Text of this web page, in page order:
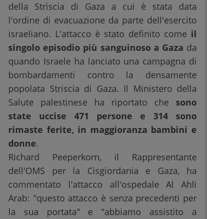
della Striscia di Gaza a cui è stata data
l'ordine di evacuazione da parte dell'esercito
israeliano. L'attacco è stato definito come il
singolo episodio più sanguinoso a Gaza da
quando Israele ha lanciato una campagna di
bombardamenti contro la densamente
popolata Striscia di Gaza. Il Ministero della
Salute palestinese ha riportato che sono
state uccise 471 persone e 314 sono
rimaste ferite, in maggioranza bambini e
donne.
Richard Peeperkorn, il Rappresentante
dell'OMS per la Cisgiordania e Gaza, ha
commentato l'attacco all'ospedale Al Ahli
Arab: "questo attacco è senza precedenti per
la sua portata" e "abbiamo assistito a